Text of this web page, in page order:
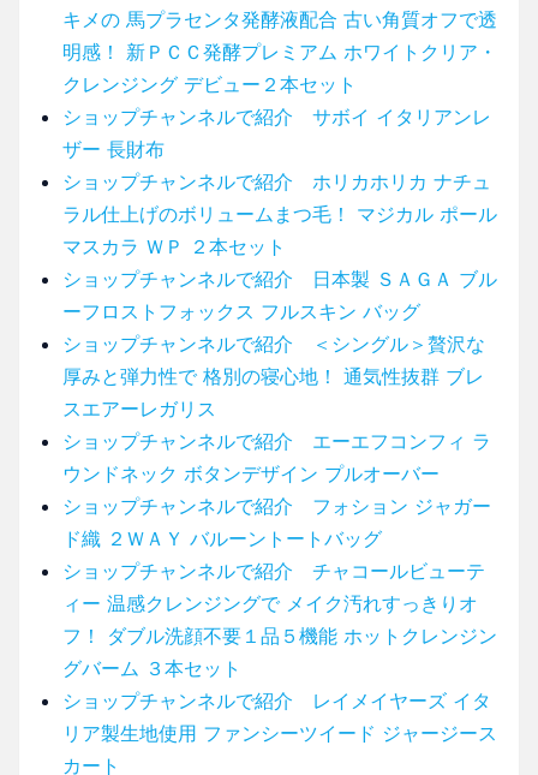
キメの 馬プラセンタ発酵液配合 古い角質オフで透
明感！ 新ＰＣＣ発酵プレミアム ホワイトクリア・
クレンジング デビュー２本セット
ショップチャンネルで紹介 サボイ イタリアンレ
ザー 長財布
ショップチャンネルで紹介 ホリカホリカ ナチュ
ラル仕上げのボリュームまつ毛！ マジカル ポール
マスカラ ＷＰ ２本セット
ショップチャンネルで紹介 日本製 ＳＡＧＡ ブル
ーフロストフォックス フルスキン バッグ
ショップチャンネルで紹介 ＜シングル＞贅沢な
厚みと弾力性で 格別の寝心地！ 通気性抜群 ブレ
スエアーレガリス
ショップチャンネルで紹介 エーエフコンフィ ラ
ウンドネック ボタンデザイン プルオーバー
ショップチャンネルで紹介 フォション ジャガー
ド織 ２ＷＡＹ バルーントートバッグ
ショップチャンネルで紹介 チャコールビューテ
ィー 温感クレンジングで メイク汚れすっきりオ
フ！ ダブル洗顔不要１品５機能 ホットクレンジン
グバーム ３本セット
ショップチャンネルで紹介 レイメイヤーズ イタ
リア製生地使用 ファンシーツイード ジャージース
カート